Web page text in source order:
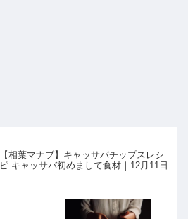
【相葉マナブ】キャッサバチップスレシ
ピ キャッサバ初めまして食材｜12月11日